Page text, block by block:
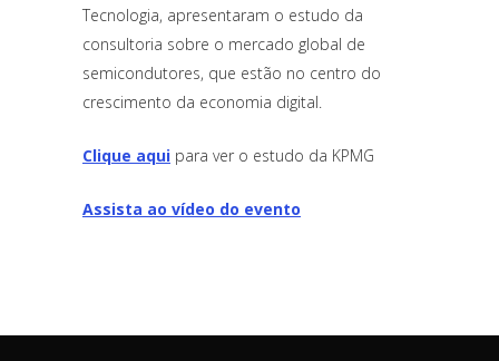
Tecnologia, apresentaram o estudo da
consultoria sobre o mercado global de
semicondutores, que estão no centro do
crescimento da economia digital.
Clique aqui para ver o estudo da KPMG
Assista ao vídeo do evento